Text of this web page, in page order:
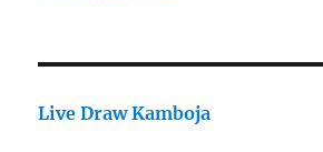
Live Draw Kamboja